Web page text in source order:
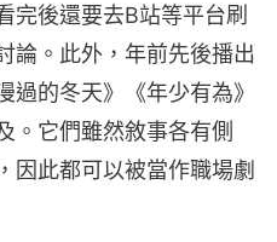
完後還要去B站等平台刷
論。此外，年前先後播出
的冬天》《年少有為》
。它們雖然敘事各有側
因此都可以被當作職場劇